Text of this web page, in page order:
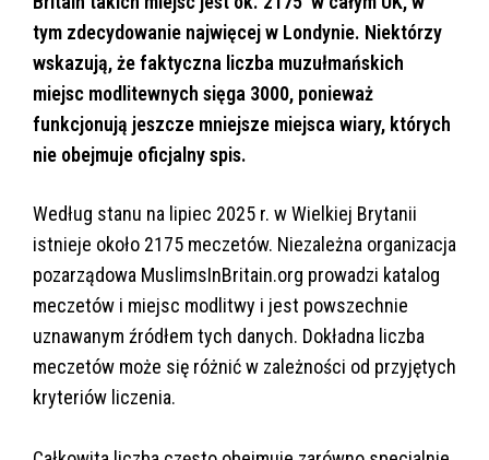
tym zdecydowanie najwięcej w Londynie. Niektórzy
wskazują, że faktyczna liczba muzułmańskich
miejsc modlitewnych sięga 3000, ponieważ
funkcjonują jeszcze mniejsze miejsca wiary, których
nie obejmuje oficjalny spis.
Według stanu na lipiec 2025 r. w Wielkiej Brytanii
istnieje około 2175 meczetów. Niezależna organizacja
pozarządowa MuslimsInBritain.org prowadzi katalog
meczetów i miejsc modlitwy i jest powszechnie
uznawanym źródłem tych danych. Dokładna liczba
meczetów może się różnić w zależności od przyjętych
kryteriów liczenia.